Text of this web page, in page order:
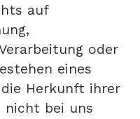
auf
oder
eines
Herkunft ihrer
nicht bei uns